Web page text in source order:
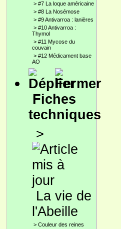
> #7 La loque américaine
> #8 La Nosémose
> #9 Antivarroa : lanières
> #10 Antivarroa :
Thymol
> #11 Mycose du
couvain
> #12 Médicament base
AO
Fiches
techniques
>
La vie de
l'Abeille
> Couleur des reines